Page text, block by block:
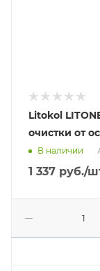
Litokol
очистки от
В наличии
1 337 руб./